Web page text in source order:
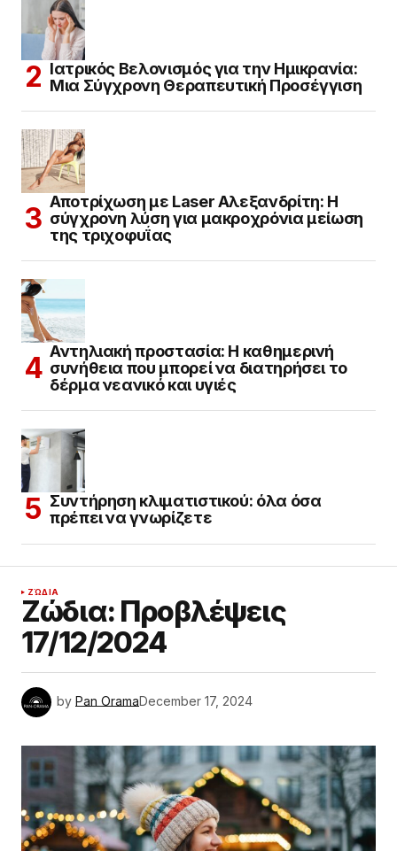
Ιατρικός Βελονισμός για την Ημικρανία:
Μια Σύγχρονη Θεραπευτική Προσέγγιση
Αποτρίχωση με Laser Αλεξανδρίτη: Η
σύγχρονη λύση για μακροχρόνια μείωση
της τριχοφυΐας
Αντηλιακή προστασία: Η καθημερινή
συνήθεια που μπορεί να διατηρήσει το
δέρμα νεανικό και υγιές
Συντήρηση κλιματιστικού: όλα όσα
πρέπει να γνωρίζετε
ΖΏΔΙΑ
Ζώδια: Προβλέψεις
17/12/2024
by Pan OramaDecember 17, 2024